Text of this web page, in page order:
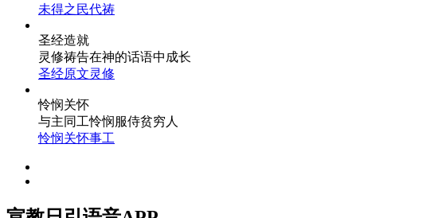
未得之民代祷
圣经造就
灵修祷告在神的话语中成长
圣经原文灵修
怜悯关怀
与主同工怜悯服侍贫穷人
怜悯关怀事工